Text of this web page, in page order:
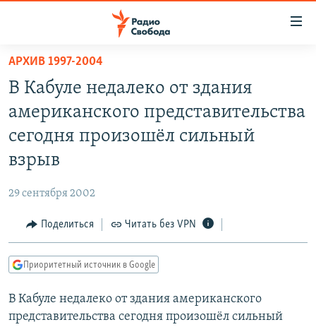
упрощенного
доступа
основному
содержанию
Вернутся
навигации
Вернутся
ПРОГРАММЫ
ПОДКАСТЫ
АВТОРСКИЕ ПРОЕКТЫ
КУЛЬТУРА
IDEL.РЕАЛИИ
КАВКАЗ.РЕАЛИИ
СИБИРЬ.РЕАЛИИ
АРХИВ 1997-2004
В Кабуле недалеко от здания
американского представительства
сегодня произошёл сильный
взрыв
29 сентября 2002
Поделиться Читать без VPN
Приоритетный источник в Google
В Кабуле недалеко от здания американского
представительства сегодня произошёл сильный